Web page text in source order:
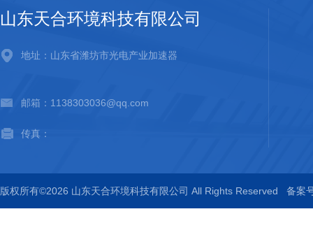
山东天合环境科技有限公司
地址：山东省潍坊市光电产业加速器
邮箱：1138303036@qq.com
传真：
版权所有©2026 山东天合环境科技有限公司 All Rights Reserved 备案